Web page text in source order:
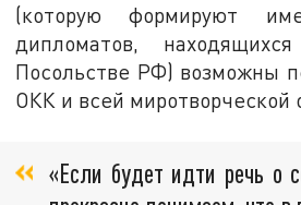
(которую формируют
дипломатов,
Посольстве РФ) возможны
ОКК и всей миротворческой
«Если будет идти речь о